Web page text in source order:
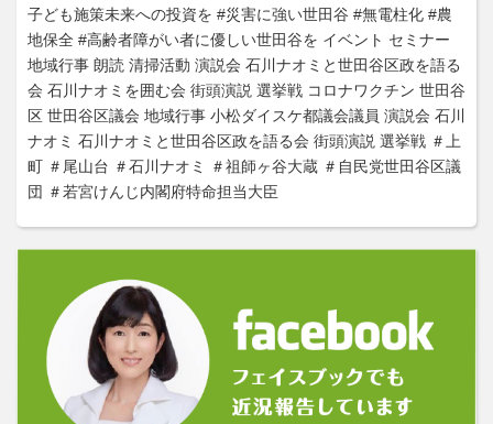
子ども施策未来への投資を #災害に強い世田谷 #無電柱化 #農
地保全 #高齢者障がい者に優しい世田谷を イベント セミナー
地域行事 朗読 清掃活動 演説会 石川ナオミと世田谷区政を語る
会 石川ナオミを囲む会 街頭演説 選挙戦 コロナワクチン 世田谷
区 世田谷区議会 地域行事 小松ダイスケ都議会議員 演説会 石川
ナオミ 石川ナオミと世田谷区政を語る会 街頭演説 選挙戦 ＃上
町 ＃尾山台 ＃石川ナオミ ＃祖師ヶ谷大蔵 ＃自民党世田谷区議
団 ＃若宮けんじ内閣府特命担当大臣